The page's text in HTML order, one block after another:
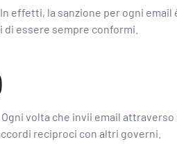
la sanzione per ogni email
essere sempre conformi.
volta che invii email attraverso
reciproci con altri governi.